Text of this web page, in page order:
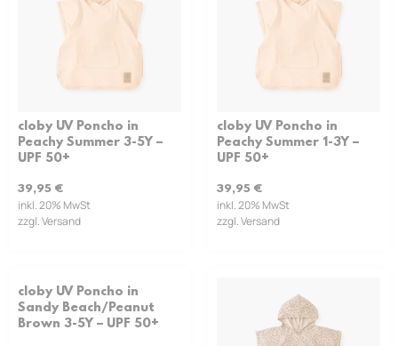
cloby UV Poncho in
Peachy Summer 3-5Y –
UPF 50+
39,95 €
inkl. 20% MwSt
zzgl. Versand
cloby UV Poncho in
Peachy Summer 1-3Y –
UPF 50+
39,95 €
inkl. 20% MwSt
zzgl. Versand
cloby UV Poncho in
Sandy Beach/Peanut
Brown 3-5Y – UPF 50+